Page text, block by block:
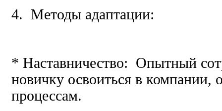
4. Методы адаптации:
* Наставничество: Опытный
новичку освоиться в компании,
процессам.